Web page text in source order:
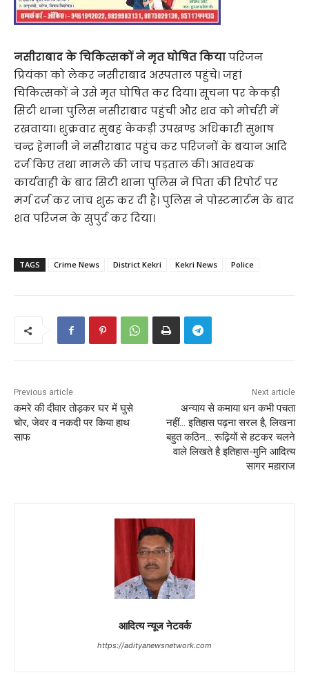
नसीराबाद के चिकित्सकों ने मृत घोषित कियापरिजन
प्रियंका को लेकर नसीराबाद अस्पताल पहुंचे। ज​हां
चिकित्सकों ने उसे मृत घोषित कर दिया। सूचना पर केकड़ी
सिटी थाना पुलिस नसीराबाद पहुंची और शव को मोर्चरी में
रखवाया। शुक्रवार सुबह केकड़ी उपखण्ड अधिकारी सुभाष
चन्द्र हेमानी ने नसीराबाद पहुंच कर परिजनों के बयान आदि
दर्ज किए तथा मामले की जांच पड़ताल की। आवश्यक
कार्यवाही के बाद सिटी थाना पुलिस ने पिता की रिपोर्ट पर
मर्ग दर्ज कर जांच शुरु कर दी है। पुलिस ने पोस्टमार्टम के बाद
शव परिजन के सुपुर्द कर दिया।
TAGS Crime News District Kekri Kekri News Police
Previous article
कमरे की दीवार तोड़कर घर में घुसे
चोर, जेवर व नकदी पर किया हाथ
साफ
Next article
अन्याय से कमाया धन कभी पचता
नहीं… इतिहास पढ़ना सरल है, लिखना
बहुत कठिन… रूढ़ियों से हटकर चलने
वाले लिखते है इतिहास-मुनि आदित्य
सागर महाराज
आदित्य न्यूज नेटवर्क
https://adityanewsnetwork.com